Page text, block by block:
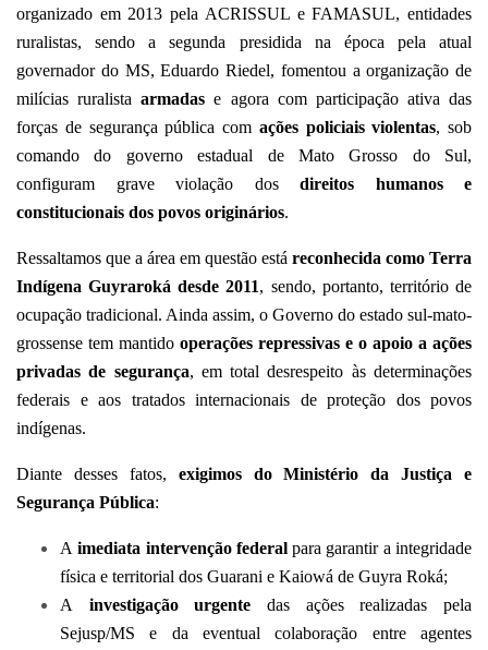
organizado em 2013 pela ACRISSUL e FAMASUL, entidades
ruralistas, sendo a segunda presidida na época pela atual
governador do MS, Eduardo Riedel, fomentou a organização de
milícias ruralistaarmadas e agora com participação ativa das
forças de segurança pública com ações policiais violentas, sob
comando do governo estadual de Mato Grosso do Sul,
configuram grave violação dos direitos humanos e
constitucionais dos povos originários.
Ressaltamos que a área em questão está reconhecida como Terra
Indígena Guyraroká desde 2011, sendo, portanto, território de
ocupação tradicional. Ainda assim, o Governo do estado sul-mato-
grossense tem mantido operações repressivas e o apoio a ações
privadas de segurança, em total desrespeito às determinações
federais e aos tratados internacionais de proteção dos povos
indígenas.
Diante desses fatos, exigimos do Ministério da Justiça e
Segurança Pública:
Aimediata intervenção federalpara garantir a integridade
física e territorial dos Guarani e Kaiowá de Guyra Roká;
A investigação urgente das ações realizadas pela
Sejusp/MS e da eventual colaboração entre agentes